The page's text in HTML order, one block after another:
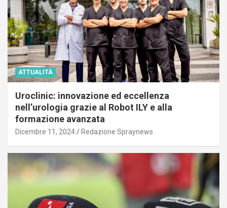
ATTUALITÀ
Uroclinic: innovazione ed eccellenza
nell’urologia grazie al Robot ILY e alla
formazione avanzata
Dicembre 11, 2024 Redazione Spraynews